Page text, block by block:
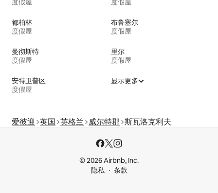
度假屋 度假屋
都柏林
度假屋
布鲁塞尔
度假屋
曼彻斯特
度假屋
里尔
度假屋
安特卫普区
度假屋
显示更多
爱彼迎 英国 英格兰 威尔特郡 斯瓦洛克利夫
© 2026 Airbnb, Inc.
隐私
条款